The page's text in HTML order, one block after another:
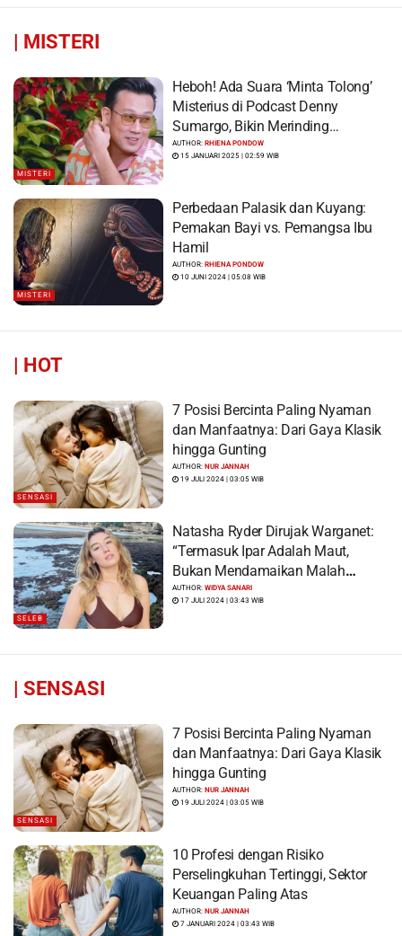
MISTERI
MISTERI
Heboh! Ada Suara ‘Minta Tolong’
Misterius di Podcast Denny
Sumargo, Bikin Merinding…
AUTHOR:RHIENA PONDOW
15 JANUARI 2025 | 02:59 WIB
MISTERI
Perbedaan Palasik dan Kuyang:
Pemakan Bayi vs. Pemangsa Ibu
Hamil
AUTHOR:RHIENA PONDOW
10 JUNI 2024 | 05:08 WIB
| HOT
SENSASI
7 Posisi Bercinta Paling Nyaman
dan Manfaatnya: Dari Gaya Klasik
hingga Gunting
AUTHOR:NUR JANNAH
19 JULI 2024 | 03:05 WIB
SELEB
Natasha Ryder Dirujak Warganet:
“Termasuk Ipar Adalah Maut,
Bukan Mendamaikan Malah
Menyiram Bensin”
AUTHOR:WIDYA SANARI
17 JULI 2024 | 03:43 WIB
| SENSASI
SENSASI
7 Posisi Bercinta Paling Nyaman
dan Manfaatnya: Dari Gaya Klasik
hingga Gunting
AUTHOR:NUR JANNAH
19 JULI 2024 | 03:05 WIB
10 Profesi dengan Risiko
Perselingkuhan Tertinggi, Sektor
Keuangan Paling Atas
AUTHOR:NUR JANNAH
7 JANUARI 2024 | 03:43 WIB